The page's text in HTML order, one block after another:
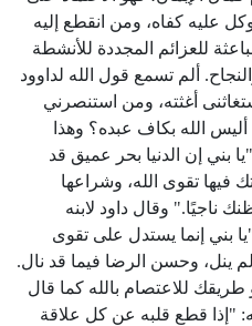
عليه كفاه، ومن انقطع إليه
للعزائم المجددة للأنشطة
ألم تسمع قول الله لداوود
أغثته، ومن استنصرني
الله بكاف عبده؟ وهذا
بني إن الدنيا بحر عميق قد
فيها تقوى الله، وشراعها
ناجيًا." وقال داود لابنه
بني إنما يستدل على تقوى
ينل، وحسن الرضا فيما قد نال.
للاعتصام بالله كما قال
"إذا قطع قلبه عن كل علاقة